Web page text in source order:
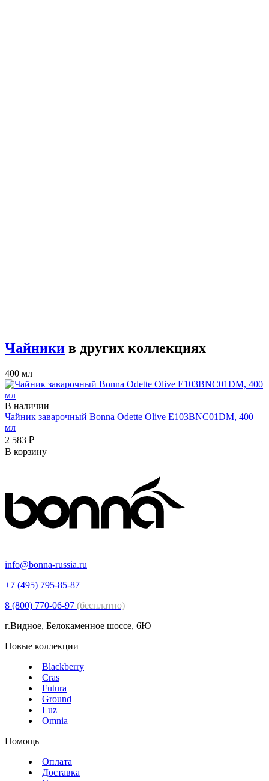
Чайники в других коллекциях
400 мл
В наличии
Чайник заварочный Bonna Odette Olive E103BNC01DM, 400
мл
2 583 ₽
В корзину
info@bonna-russia.ru
+7 (495) 795-85-87
8 (800) 770-06-97 (бесплатно)
г.Видное, Белокаменное шоссе, 6Ю
Новые коллекции
Blackberry
Cras
Futura
Ground
Luz
Omnia
Помощь
Оплата
Доставка